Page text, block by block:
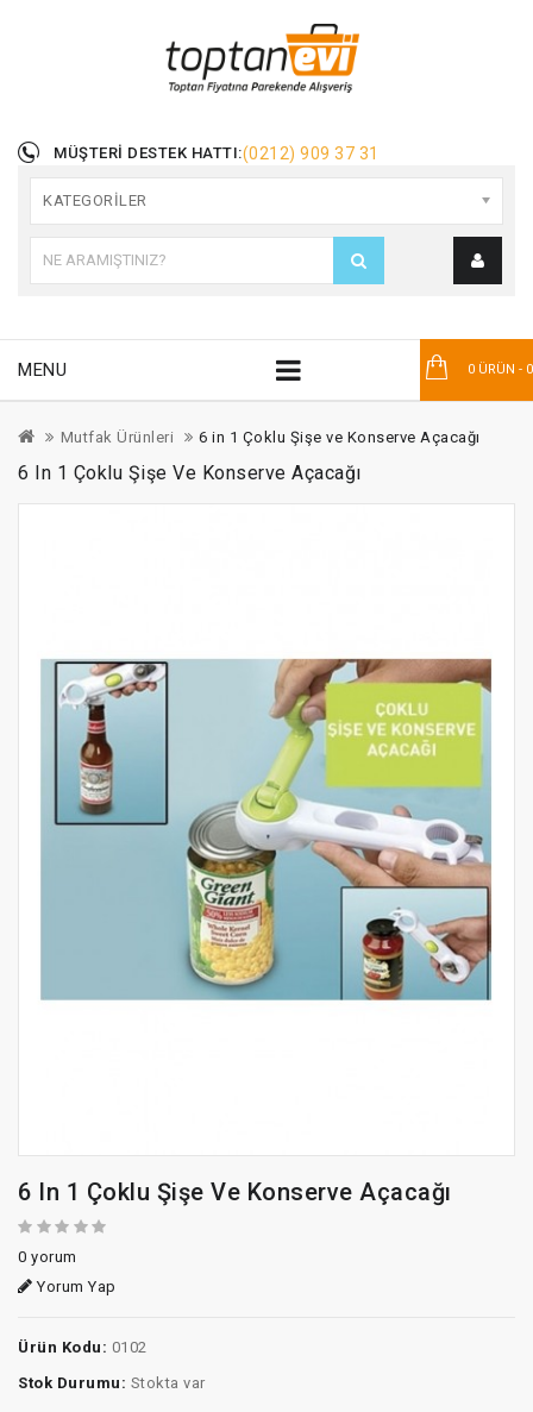
MÜŞTERI DESTEK HATTI:(0212) 909 37 31
KATEGORILER
0 ÜRÜN -
MENU
Mutfak Ürünleri 6 in 1 Çoklu Şişe ve Konserve Açacağı
6 In 1 Çoklu Şişe Ve Konserve Açacağı
6 In 1 Çoklu Şişe Ve Konserve Açacağı
0 yorum
Yorum Yap
Ürün Kodu: 0102
Stok Durumu: Stokta var